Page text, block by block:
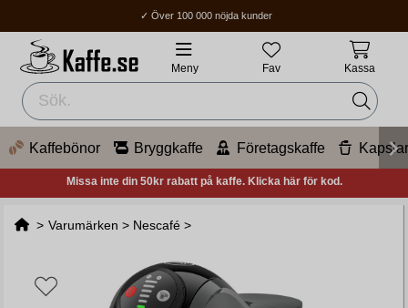
✓ Över 100 000 nöjda kunder
✓ Fri frakt över 400Kr
✓ Hemleverans / Ombud: 1-3 vardagar.
Meny Fav Kassa
Kaffebönor Bryggkaffe Företagskaffe Kapslar
Missa inte din 50kr rabatt på kaffe. Klicka här för kod.
> Varumärken > Nescafé >